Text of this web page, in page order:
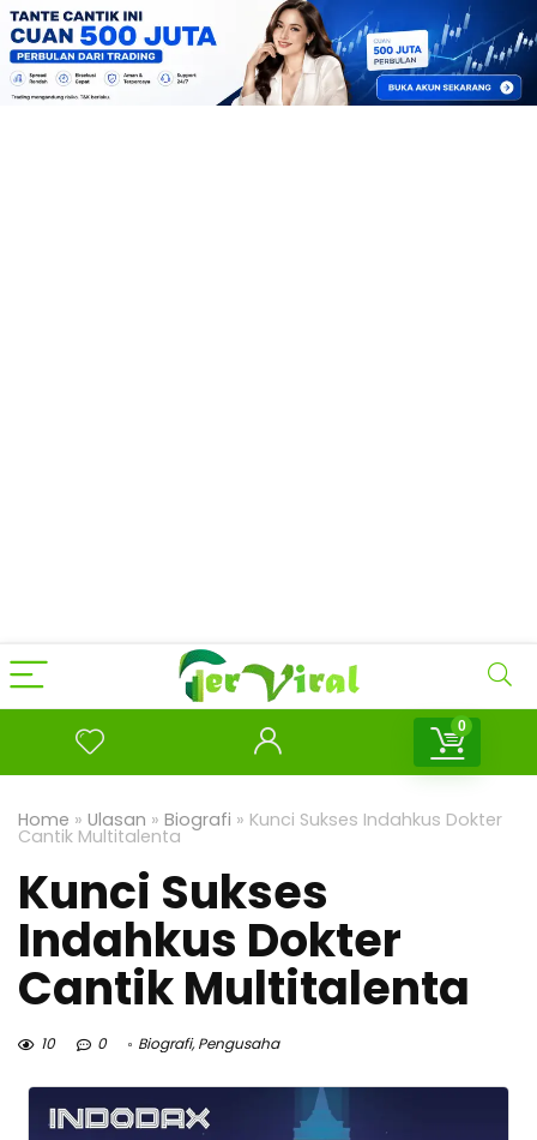
0
Home » Ulasan » Biografi » Kunci Sukses Indahkus Dokter
Cantik Multitalenta
Kunci Sukses
Indahkus Dokter
Cantik Multitalenta
10 0 Biografi,Pengusaha